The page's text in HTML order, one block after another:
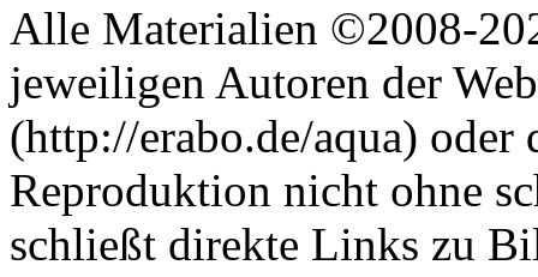
Alle Materialien ©2008-
jeweiligen Autoren der
(http://erabo.de/aqua) oder
Reproduktion nicht ohne
schließt direkte Links zu